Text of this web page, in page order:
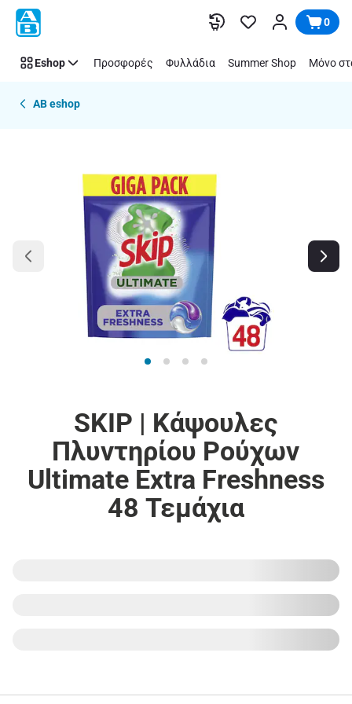
Παράλειψη 0
Eshop Προσφορές Φυλλάδια Summer Shop Μόνο
AB eshop
SKIP | Kάψουλες
Πλυντηρίου Ρούχων
Ultimate Extra Freshness
48 Τεμάχια